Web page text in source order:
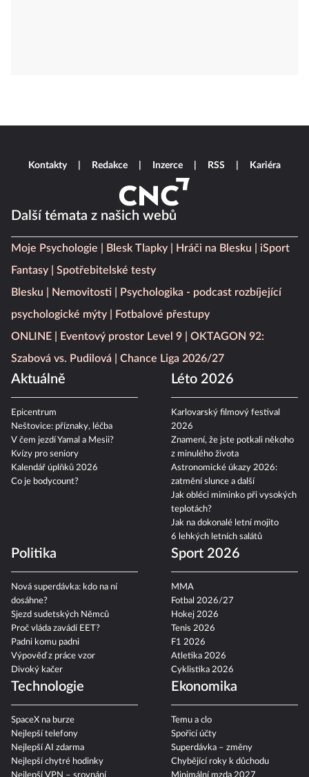
Další témata z našich webů
Moje Psychologie Blesk Tlapky Hráči na Blesku
iSport
Fantasy
Spotřebitelské testy
Blesku
Nemovitosti
Psychologika - podcast rozbíjející
psychologické mýty
Fotbalové přestupy
ONLINE
Eventový prostor Level 9
OKTAGON 92:
Szabová vs. Pudilová
Chance Liga 2026/27
Aktuálně
Epicentrum
Neštovice: příznaky, léčba
V čem jezdí Yamal a Mesii?
Kvízy pro seniory
Kalendář úplňků 2026
Co je bodycount?
Léto 2026
Karlovarský filmový festival
2026
Znamení, že jste potkali někoho
z minulého života
Astronomické úkazy 2026:
zatmění slunce a další
Jak obléci miminko při vysokých
teplotách?
Jak na dokonalé letní mojito
6 lehkých letních salátů
Politika
Nová superdávka: kdo na ní
dosáhne?
Sjezd sudetských Němců
Proč vláda zavádí EET?
Padni komu padni
Výpověď z práce vzor
Divoký kačer
Sport 2026
MMA
Fotbal 2026/27
Hokej 2026
Tenis 2026
F1 2026
Atletika 2026
Cyklistika 2026
Technologie
SpaceX na burze
Nejlepší telefony
Nejlepší AI zdarma
Nejlepší chytré hodinky
Ekonomika
Temu a clo
Spořicí účty
Superdávka – změny
Chybějící roky k důchodu
Kontakty Redakce Inzerce RSS Kariéra